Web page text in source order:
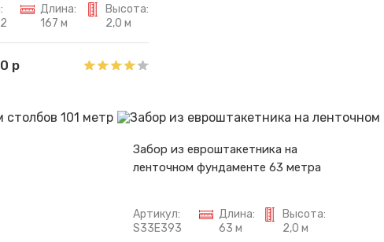
Длина:
167 м
Высота:
2,0 м
р
Забор из евроштакетника на
ленточном фундаменте 63 метра
Артикул:
S33E393
Длина:
63 м
Высота:
2,0 м